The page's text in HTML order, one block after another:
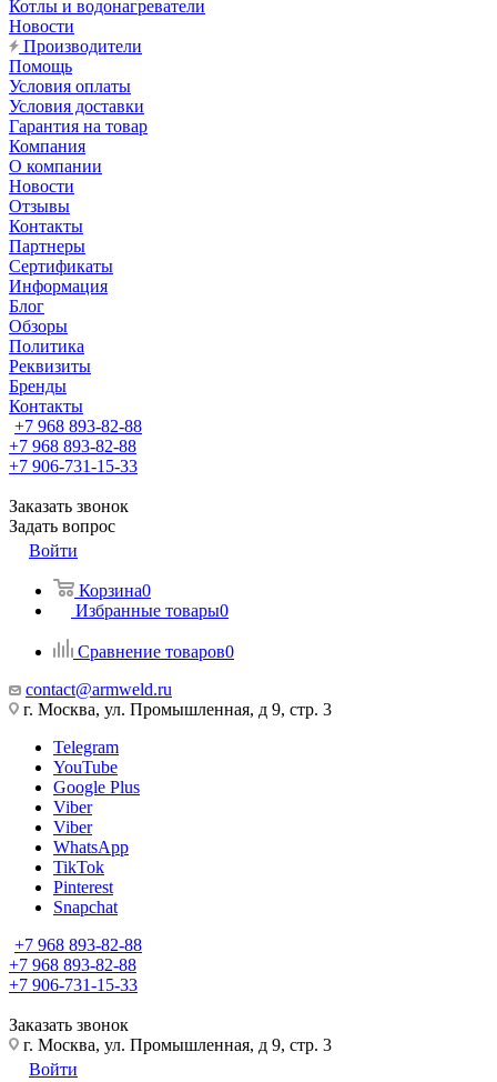
Котлы и водонагреватели
Новости
Производители
Помощь
Условия оплаты
Условия доставки
Гарантия на товар
Компания
О компании
Новости
Отзывы
Контакты
Партнеры
Сертификаты
Информация
Блог
Обзоры
Политика
Реквизиты
Бренды
Контакты
+7 968 893-82-88
+7 968 893-82-88
+7 906-731-15-33
Заказать звонок
Задать вопрос
Войти
Корзина0
Избранные товары0
Сравнение товаров0
contact@armweld.ru
г. Москва, ул. Промышленная, д 9, стр. 3
Telegram
YouTube
Google Plus
Viber
Viber
WhatsApp
TikTok
Pinterest
Snapchat
+7 968 893-82-88
+7 968 893-82-88
+7 906-731-15-33
Заказать звонок
г. Москва, ул. Промышленная, д 9, стр. 3
Войти